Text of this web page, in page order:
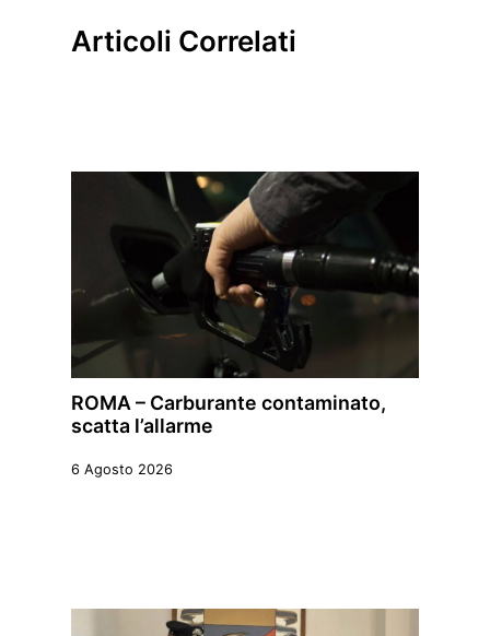
Articoli Correlati
ROMA – Carburante contaminato,
scatta l’allarme
6 Agosto 2026